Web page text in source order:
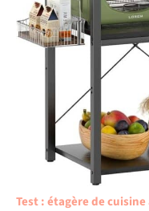
Test : étagère de